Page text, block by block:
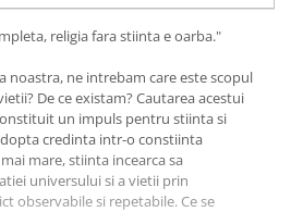
religia fara stiinta e oarba."
noastra, ne intrebam care este scopul
De ce existam? Cautarea acestui
un impuls pentru stiinta si
credinta intr-o constiinta
mare, stiinta incearca sa
universului si a vietii prin
observabile si repetabile. Ce se